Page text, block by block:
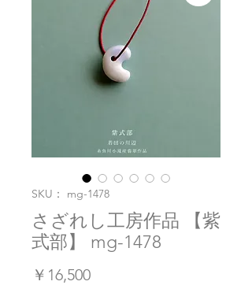
SKU： mg-1478
さざれし工房作品 【紫
式部】 mg-1478
￥16,500価